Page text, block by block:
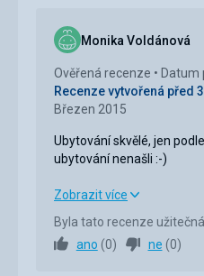
Monika Voldánová
Ověřená recenze
Datum
Recenze vytvořená před
Březen 2015
Ubytování skvělé, jen
ubytování nenašli :-)
Ubytování skvělé, jen
Ubytování
Zobrazit více
Byla tato recenze
ano (0) ne (0)